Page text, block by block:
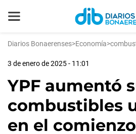
Diarios Bonaerenses>Economía>
3 de enero de 2025 - 11:01
YPF aumentó
combustibles
en el